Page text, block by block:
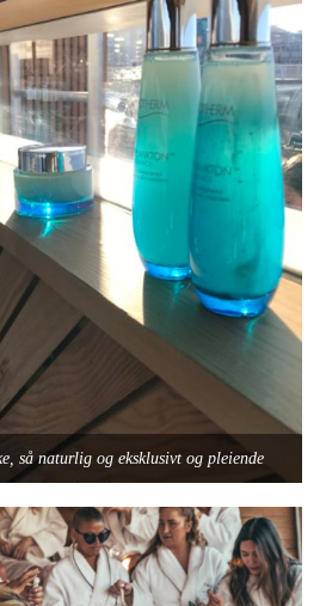
så naturlig og eksklusivt og pleiende